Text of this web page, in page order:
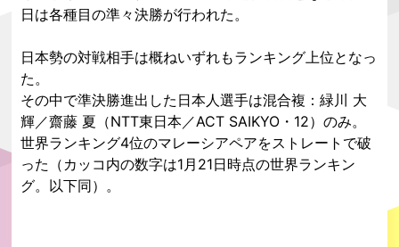
日は各種目の準々決勝が行われた。
日本勢の対戦相手は概ねいずれもランキング上位となっ
た。
その中で準決勝進出した日本人選手は混合複：緑川 大
輝／齋藤 夏（NTT東日本／ACT SAIKYO・12）のみ。
世界ランキング4位のマレーシアペアをストレートで破
った（カッコ内の数字は1月21日時点の世界ランキン
グ。以下同）。